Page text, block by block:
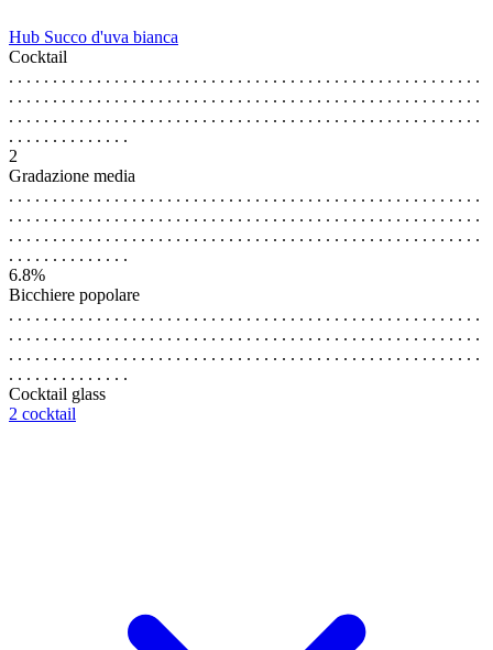
Hub Succo d'uva bianca
Cocktail
. . . . . . . . . . . . . . . . . . . . . . . . . . . . . . . . . . . . . . . . . . . . . . . . . . . . . .
. . . . . . . . . . . . . . . . . . . . . . . . . . . . . . . . . . . . . . . . . . . . . . . . . . . . . .
. . . . . . . . . . . . . . . . . . . . . . . . . . . . . . . . . . . . . . . . . . . . . . . . . . . . . .
. . . . . . . . . . . . . .
2
Gradazione media
. . . . . . . . . . . . . . . . . . . . . . . . . . . . . . . . . . . . . . . . . . . . . . . . . . . . . .
. . . . . . . . . . . . . . . . . . . . . . . . . . . . . . . . . . . . . . . . . . . . . . . . . . . . . .
. . . . . . . . . . . . . . . . . . . . . . . . . . . . . . . . . . . . . . . . . . . . . . . . . . . . . .
. . . . . . . . . . . . . .
6.8%
Bicchiere popolare
. . . . . . . . . . . . . . . . . . . . . . . . . . . . . . . . . . . . . . . . . . . . . . . . . . . . . .
. . . . . . . . . . . . . . . . . . . . . . . . . . . . . . . . . . . . . . . . . . . . . . . . . . . . . .
. . . . . . . . . . . . . . . . . . . . . . . . . . . . . . . . . . . . . . . . . . . . . . . . . . . . . .
. . . . . . . . . . . . . .
Cocktail glass
2 cocktail